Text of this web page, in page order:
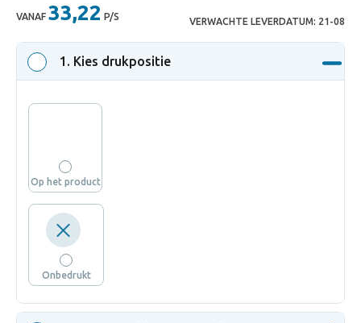
VANAF 33,22 P/S VERWACHTE LEVERDATUM: 21-08
1 . Kies drukpositie
Op het product
Onbedrukt